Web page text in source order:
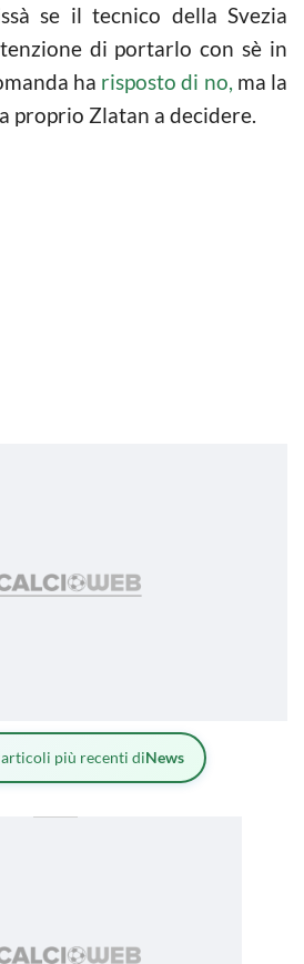
se il tecnico della Svezia
di portarlo con sè in
ha risposto di no, ma la
proprio Zlatan a decidere.
articoli più recenti diNews